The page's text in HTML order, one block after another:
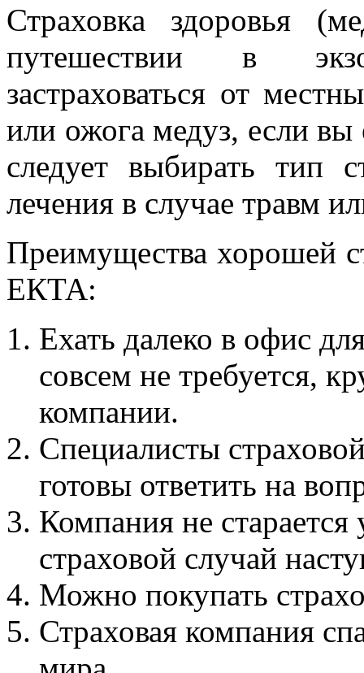
Страховка здоровья
путешествии в
застраховаться от
или ожога медуз, если
следует выбирать тип
лечения в случае травм
Преимущества хорошей
ЕКТА:
Ехать далеко в офис
совсем не требуется,
компании.
Специалисты
готовы ответить на
Компания не старается
страховой случай
Можно покупать
Страховая компания